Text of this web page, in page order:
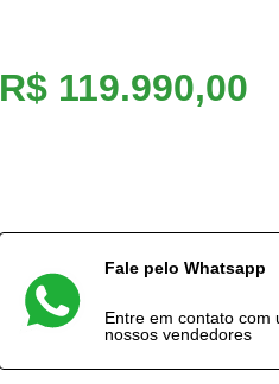
R$ 119.990,00
Fale pelo Whatsapp
Entre em contato com
nossos vendedores